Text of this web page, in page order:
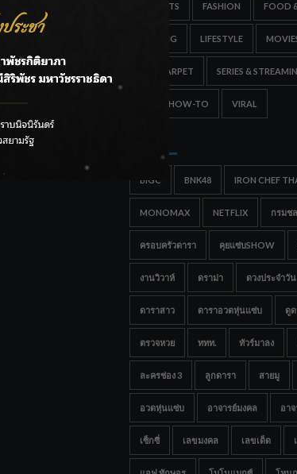
วิต”
งการหุบกะพง–ห้วย
ครื่องจักรรับมือน้ำ
ESPORTS FASHION FOOD
GAMING LIFESTYLE
RED CARPET SERIES &
TIPS & HOW-TO VIRAL
BIGC BNK48 IRON CHEF
MONOMAX NETFLIX กรมช
ครอบครัวดารา คุยแซ่บSHOW
งานวิวาห์ ดราม่า ดวงประจำวัน
ดาราสาว ดาราอวดหุ่นแซ่บ ดูด
ตรวจหวย ททท. ทัวร์มาลง
ละครช่อง 3 ลูกดารา สายมู
อวดหุ่นแซ่บ อาจารย์มงคล อา
เซ็กซี่ เลขมงคล เลขเด็ด